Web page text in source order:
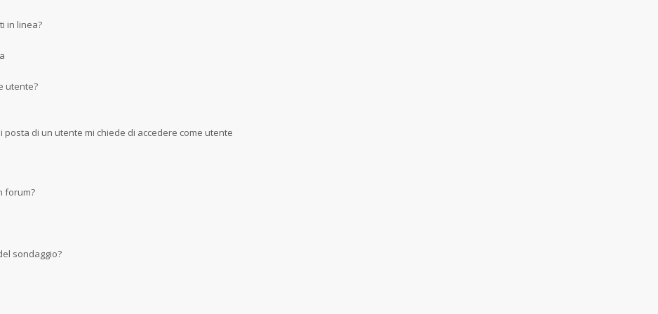
in linea?
utente?
posta di un utente mi chiede di accedere come utente
forum?
sondaggio?